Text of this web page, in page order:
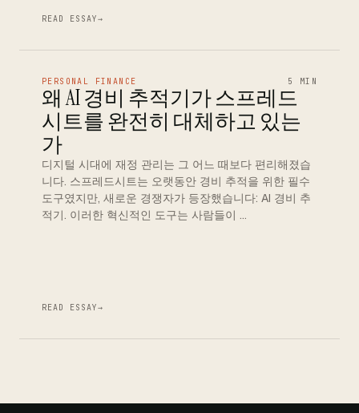
READ ESSAY→
PERSONAL FINANCE 5 MIN
왜 AI 경비 추적기가 스프레드
시트를 완전히 대체하고 있는
가
디지털 시대에 재정 관리는 그 어느 때보다 편리해졌습
니다. 스프레드시트는 오랫동안 경비 추적을 위한 필수
도구였지만, 새로운 경쟁자가 등장했습니다: AI 경비 추
적기. 이러한 혁신적인 도구는 사람들이 …
READ ESSAY→